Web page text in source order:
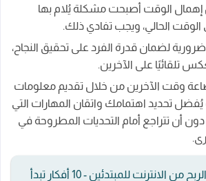
إهمال الوقت أصبحت مشكلة يُلام بها
الوقت الحالي، ويجب تفادي ذلك.
لضمان قدرة الفرد على تحقيق النجاح،
تلقائيًا على الآخرين.
وقت الآخرين من خلال تقديم معلومات
تحديد اهتمامك واتقان المهارات التي
دون أن تتراجع أمام التحديات المطروحة في
افضل مجالات الربح من الانترنت للمبتدئين - 10 أفكار تبدأ